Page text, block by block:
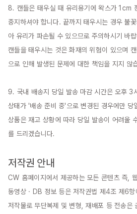
8. 캔들은 태우실 때 유리용기에 왁스가 1cm
중지하셔야 합니다. 끝까지 태우시는 경우 불
아 유리가 파손될 수 있으므로 주의하시기 바
캔들을 태우시는 것은 화재의 위험이 있으며
으로 인해 발생된 문제에 대한 책임을 지지 않
9. 국내 배송지 당일 발송 마감 시간은 오후 3
상태가 '배송 준비 중'으로 변경된 경우에만 당
상품은 재고 상황에 따라 당일 발송이 어려울
를 드리겠습니다.
저작권 안내
CW 홈페이지에서 제공하는 모든 콘텐츠 즉,
동영상 · DB 정보 등은 저작권법 제4조 제6
저작물로 무단복제 및 변형, 재배포 등 전송은